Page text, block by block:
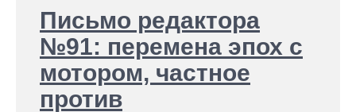
Письмо редактора
№91: перемена эпох с
мотором, частное
против